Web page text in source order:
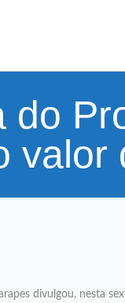
do
valor
divulgou, nesta